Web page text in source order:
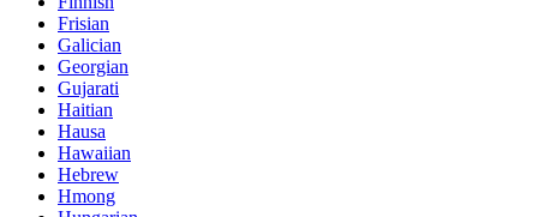
Frisian
Galician
Georgian
Gujarati
Haitian
Hausa
Hawaiian
Hebrew
Hmong